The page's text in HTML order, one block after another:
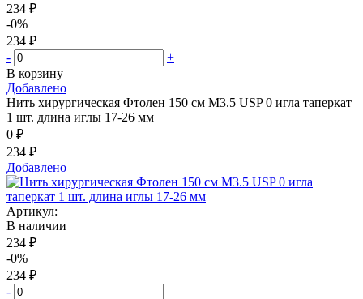
234 ₽
-0%
234 ₽
-
+
В корзину
Добавлено
Нить хирургическая Фтолен 150 см М3.5 USP 0 игла таперкат
1 шт. длина иглы 17-26 мм
0 ₽
234 ₽
Добавлено
Артикул:
В наличии
234 ₽
-0%
234 ₽
-